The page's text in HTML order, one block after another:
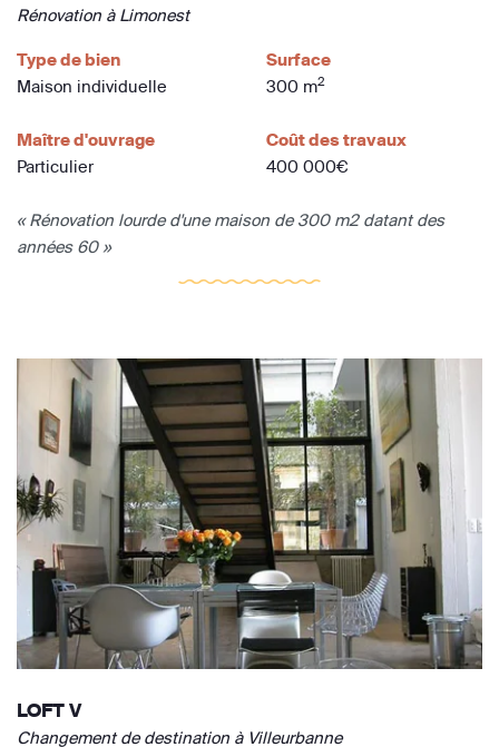
Rénovation à Limonest
Type de bien
Maison individuelle
Surface
300 m2
Maître d'ouvrage
Particulier
Coût des travaux
400 000€
« Rénovation lourde d'une maison de 300 m2 datant des
années 60 »
LOFT V
Changement de destination à Villeurbanne